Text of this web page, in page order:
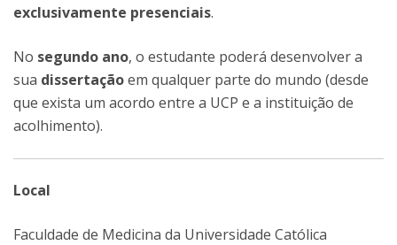
exclusivamente presenciais.
No segundo ano, o estudante poderá desenvolver a
sua dissertaçãoem qualquer parte do mundo (desde
que exista um acordo entre a UCP e a instituição de
acolhimento).
Local
Faculdade de Medicina da Universidade Católica